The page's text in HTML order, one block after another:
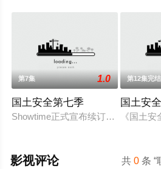
第7集 1.0
国土安全第七季
Showtime正式宣布续订《国土安全
第12集完结
国土安
《国土
共0 条 “
影视评论